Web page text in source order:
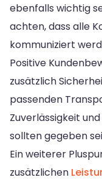
ebenfalls wichtig
achten, dass alle
kommuniziert
Positive
zusätzlich
passenden
Zuverlässigkeit
sollten gegeben
Ein weiterer
zusätzlichen